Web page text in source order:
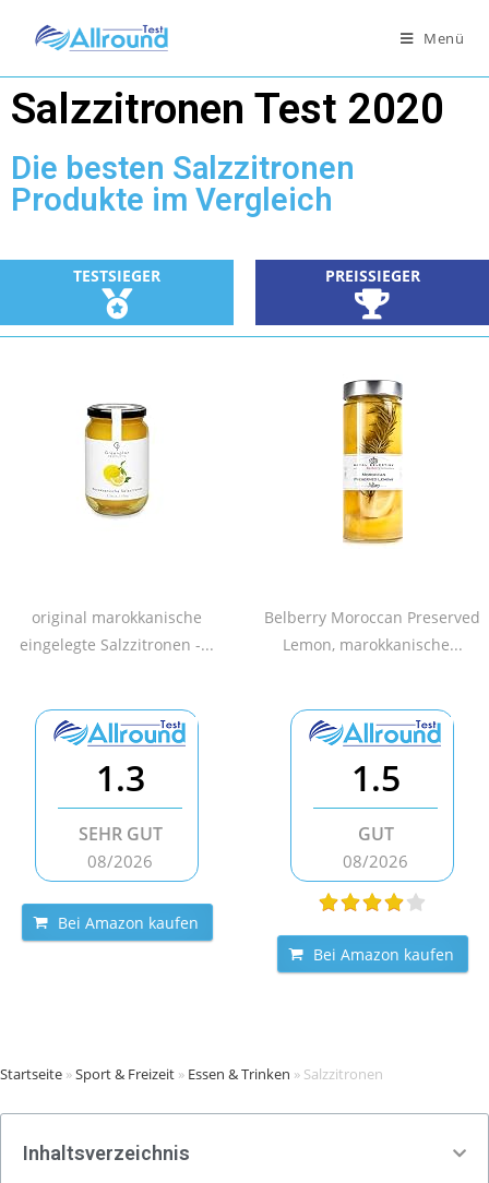
Menü
Salzzitronen Test 2020
Die besten Salzzitronen
Produkte im Vergleich
TESTSIEGER PREISSIEGER
original marokkanische
eingelegte Salzzitronen -...
Belberry Moroccan Preserved
Lemon, marokkanische...
1.3
SEHR GUT
08/2026
Bei Amazon kaufen
1.5
GUT
08/2026
Bei Amazon kaufen
Startseite »Sport & Freizeit » Essen & Trinken » Salzzitronen
Inhaltsverzeichnis